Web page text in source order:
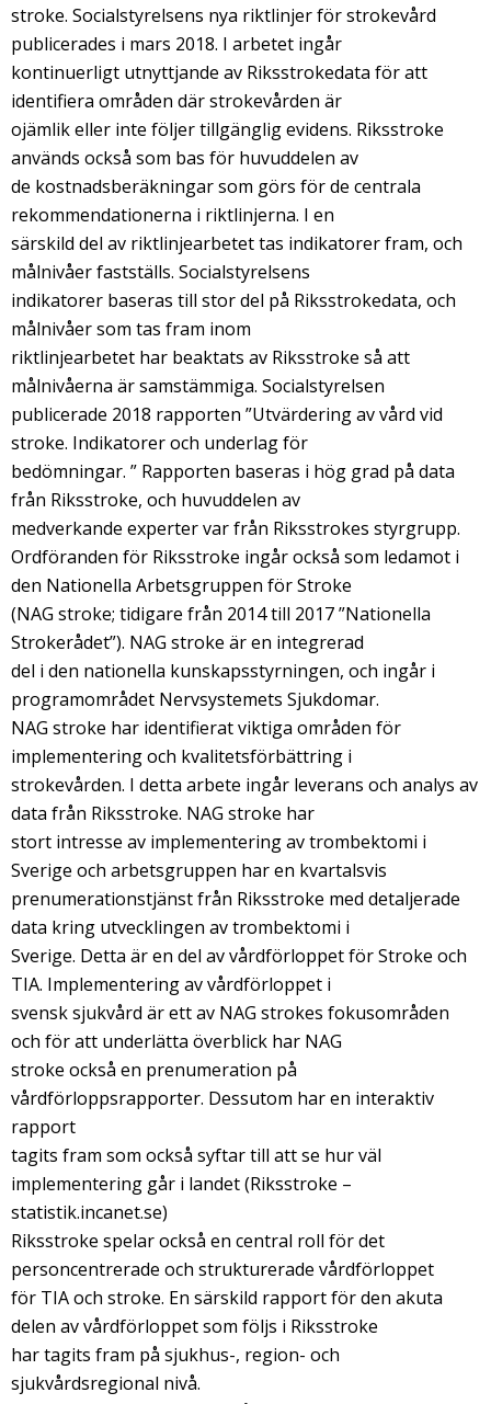
stroke. Socialstyrelsens nya riktlinjer för strokevård
publicerades i mars 2018. I arbetet ingår
kontinuerligt utnyttjande av Riksstrokedata för att
identifiera områden där strokevården är
ojämlik eller inte följer tillgänglig evidens. Riksstroke
används också som bas för huvuddelen av
de kostnadsberäkningar som görs för de centrala
rekommendationerna i riktlinjerna. I en
särskild del av riktlinjearbetet tas indikatorer fram, och
målnivåer fastställs. Socialstyrelsens
indikatorer baseras till stor del på Riksstrokedata, och
målnivåer som tas fram inom
riktlinjearbetet har beaktats av Riksstroke så att
målnivåerna är samstämmiga. Socialstyrelsen
publicerade 2018 rapporten ”Utvärdering av vård vid
stroke. Indikatorer och underlag för
bedömningar. ” Rapporten baseras i hög grad på data
från Riksstroke, och huvuddelen av
medverkande experter var från Riksstrokes styrgrupp.
Ordföranden för Riksstroke ingår också som ledamot i
den Nationella Arbetsgruppen för Stroke
(NAG stroke; tidigare från 2014 till 2017 ”Nationella
Strokerådet”). NAG stroke är en integrerad
del i den nationella kunskapsstyrningen, och ingår i
programområdet Nervsystemets Sjukdomar.
NAG stroke har identifierat viktiga områden för
implementering och kvalitetsförbättring i
strokevården. I detta arbete ingår leverans och analys av
data från Riksstroke. NAG stroke har
stort intresse av implementering av trombektomi i
Sverige och arbetsgruppen har en kvartalsvis
prenumerationstjänst från Riksstroke med detaljerade
data kring utvecklingen av trombektomi i
Sverige. Detta är en del av vårdförloppet för Stroke och
TIA. Implementering av vårdförloppet i
svensk sjukvård är ett av NAG strokes fokusområden
och för att underlätta överblick har NAG
stroke också en prenumeration på
vårdförloppsrapporter. Dessutom har en interaktiv
rapport
tagits fram som också syftar till att se hur väl
implementering går i landet (Riksstroke –
statistik.incanet.se)
Riksstroke spelar också en central roll för det
personcentrerade och strukturerade vårdförloppet
för TIA och stroke. En särskild rapport för den akuta
delen av vårdförloppet som följs i Riksstroke
har tagits fram på sjukhus-, region- och
sjukvårdsregional nivå.